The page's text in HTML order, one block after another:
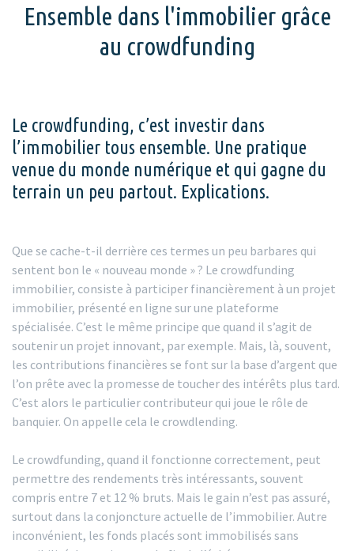
Ensemble dans l'immobilier grâce
au crowdfunding
Le crowdfunding, c’est investir dans
l’immobilier tous ensemble. Une pratique
venue du monde numérique et qui gagne du
terrain un peu partout. Explications.
Que se cache-t-il derrière ces termes un peu barbares qui
sentent bon le « nouveau monde » ? Le crowdfunding
immobilier, consiste à participer financièrement à un projet
immobilier, présenté en ligne sur une plateforme
spécialisée. C’est le même principe que quand il s’agit de
soutenir un projet innovant, par exemple. Mais, là, souvent,
les contributions financières se font sur la base d’argent que
l’on prête avec la promesse de toucher des intérêts plus tard.
C’est alors le particulier contributeur qui joue le rôle de
banquier. On appelle cela le crowdlending.
Le crowdfunding, quand il fonctionne correctement, peut
permettre des rendements très intéressants, souvent
compris entre 7 et 12 % bruts. Mais le gain n’est pas assuré,
surtout dans la conjoncture actuelle de l’immobilier. Autre
inconvénient, les fonds placés sont immobilisés sans